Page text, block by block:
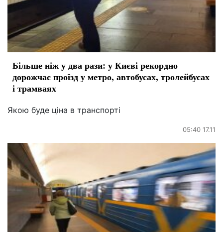
Більше ніж у два рази: у Києві рекордно
дорожчає проїзд у метро, автобусах, тролейбусах
і трамваях
Якою буде ціна в транспорті
05:40 17.11